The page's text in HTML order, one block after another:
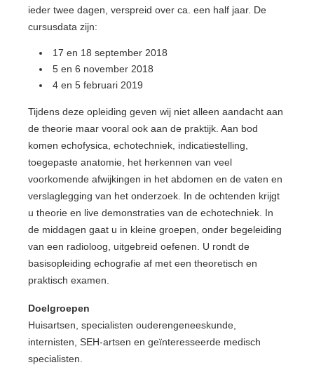
ieder twee dagen, verspreid over ca. een half jaar. De
cursusdata zijn:
17 en 18 september 2018
5 en 6 november 2018
4 en 5 februari 2019
Tijdens deze opleiding geven wij niet alleen aandacht aan
de theorie maar vooral ook aan de praktijk. Aan bod
komen echofysica, echotechniek, indicatiestelling,
toegepaste anatomie, het herkennen van veel
voorkomende afwijkingen in het abdomen en de vaten en
verslaglegging van het onderzoek. In de ochtenden krijgt
u theorie en live demonstraties van de echotechniek. In
de middagen gaat u in kleine groepen, onder begeleiding
van een radioloog, uitgebreid oefenen. U rondt de
basisopleiding echografie af met een theoretisch en
praktisch examen.
Doelgroepen
Huisartsen, specialisten ouderengeneeskunde,
internisten, SEH-artsen en geïnteresseerde medisch
specialisten.